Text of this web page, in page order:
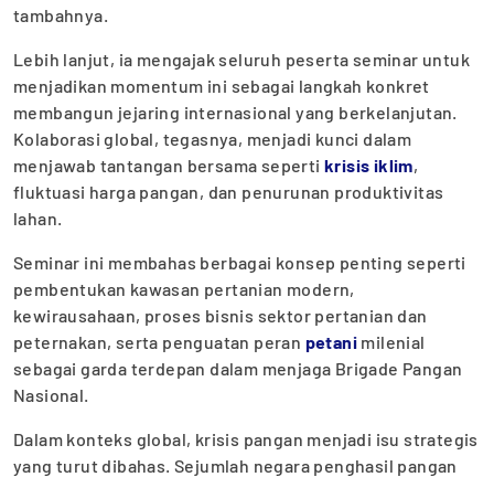
tambahnya.
Lebih lanjut, ia mengajak seluruh peserta seminar untuk
menjadikan momentum ini sebagai langkah konkret
membangun jejaring internasional yang berkelanjutan.
Kolaborasi global, tegasnya, menjadi kunci dalam
menjawab tantangan bersama seperti krisis iklim,
fluktuasi harga pangan, dan penurunan produktivitas
lahan.
Seminar ini membahas berbagai konsep penting seperti
pembentukan kawasan pertanian modern,
kewirausahaan, proses bisnis sektor pertanian dan
peternakan, serta penguatan peran petani milenial
sebagai garda terdepan dalam menjaga Brigade Pangan
Nasional.
Dalam konteks global, krisis pangan menjadi isu strategis
yang turut dibahas. Sejumlah negara penghasil pangan